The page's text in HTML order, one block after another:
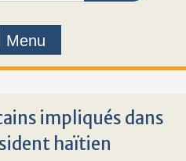
Menu
impliqués dans
haïtien